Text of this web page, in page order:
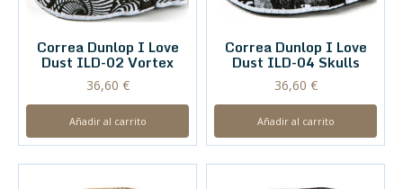
Correa Dunlop I Love
Dust ILD-02 Vortex
36,60 €
Añadir al carrito
Correa Dunlop I Love
Dust ILD-04 Skulls
36,60 €
Añadir al carrito